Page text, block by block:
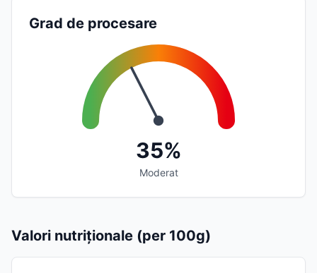
Grad de procesare
35%
Moderat
Valori nutriționale (per 100g)